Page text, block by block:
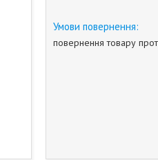
повернення товару